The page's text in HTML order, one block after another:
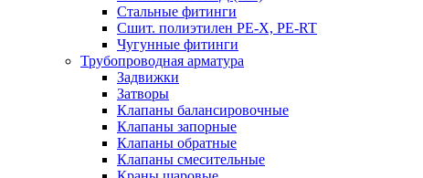
Стальные фитинги
Сшит. полиэтилен PE-X, PE-RT
Чугунные фитинги
Трубопроводная арматура
Задвижки
Затворы
Клапаны балансировочные
Клапаны запорные
Клапаны обратные
Клапаны смесительные